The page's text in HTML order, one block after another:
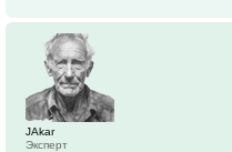
JAkar
Эксперт